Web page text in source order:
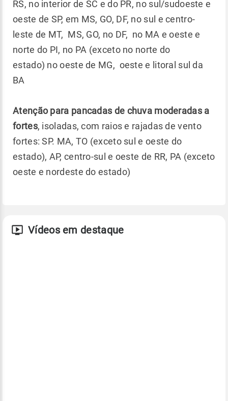
RS, no interior de SC e do PR, no sul/sudoeste e
oeste de SP, em MS, GO, DF, no sul e centro-
leste de MT, MS, GO, no DF, no MA e oeste e
norte do PI, no PA (exceto no norte do
estado) no oeste de MG, oeste e litoral sul da
BA
Atenção para pancadas de chuva moderadas a
fortes, isoladas, com raios e rajadas de vento
fortes: SP. MA, TO (exceto sul e oeste do
estado), AP, centro-sul e oeste de RR, PA (exceto
oeste e nordeste do estado)
Vídeos em destaque